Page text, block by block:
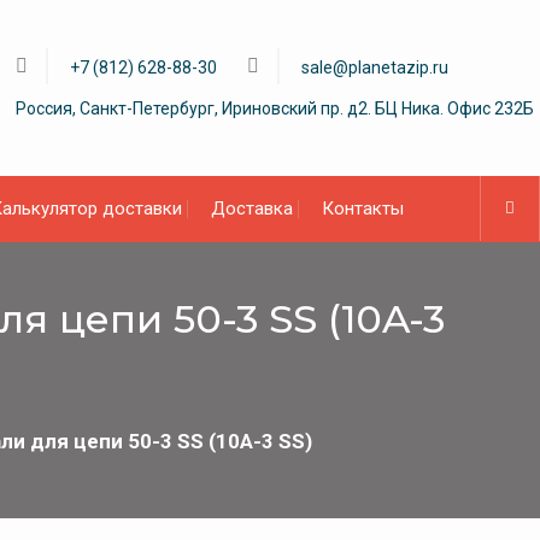
+7 (812) 628-88-30 sale@planetazip.ru
Россия, Санкт-Петербург, Ириновский пр. д2. БЦ Ника. Офис 232Б
доставки Доставка Контакты
цепи 50-3 SS (10A-3
для цепи 50-3 SS (10A-3 SS)